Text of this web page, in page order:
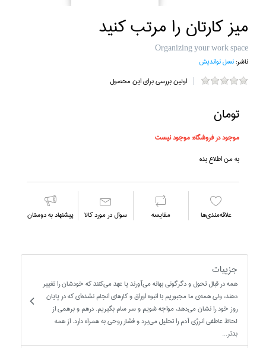
ميز كارتان را مرتب كنيد
Organizing your work space
ناشر:نسل نوانديش
اولین بررسی برای این محصول
تومان
موجود در فروشگاه:موجود نیست
به من اطلاع بده
علاقه‌مندي‌ها مقايسه سوال در مورد كالا پیشنهاد به دوستان
جزییات
همه در قبال تحول و دگرگوني بهانه مي‌آورند يا عهد مي‌كنند كه خودشان را تغيير
دهند، ولي همه‌ي ما مجبوريم با انبوه اوراق و كارهاي انجام نشده‌اي كه در پايان
روز خود را نشان مي‌دهد، مواجه شويم و سر سام بگيريم. درهم و برهمي از
لحاظ عاطفي انرژي ‌آدم را تحليل مي‌برد و فشار روحي به همراه دارد. از همه
بدتر...